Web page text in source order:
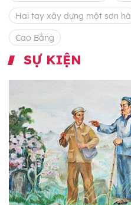
Hai tay xây dựng một sơn hà
Cao Bằng
SỰ KIỆN